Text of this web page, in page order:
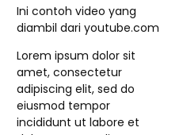
Ini contoh video yang
diambil dari youtube.com
Lorem ipsum dolor sit
amet, consectetur
adipiscing elit, sed do
eiusmod tempor
incididunt ut labore et